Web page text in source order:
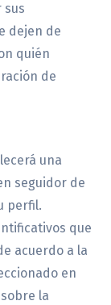
sus
dejen de
quién
de
una
seguidor de
perfil.
que
acuerdo a la
en
la